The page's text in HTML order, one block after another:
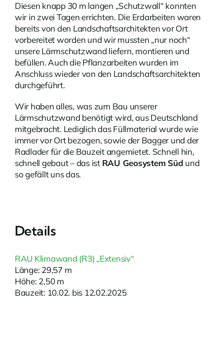
Diesen knapp 30 m langen „Schutzwall“ konnten
wir in zwei Tagen errichten. Die Erdarbeiten waren
bereits von den Landschaftsarchitekten vor Ort
vorbereitet worden und wir mussten „nur noch“
unsere Lärmschutzwand liefern, montieren und
befüllen. Auch die Pflanzarbeiten wurden im
Anschluss wieder von den Landschaftsarchitekten
durchgeführt.
Wir haben alles, was zum Bau unserer
Lärmschutzwand benötigt wird, aus Deutschland
mitgebracht. Lediglich das Füllmaterial wurde wie
immer vor Ort bezogen, sowie der Bagger und der
Radlader für die Bauzeit angemietet. Schnell hin,
schnell gebaut – das ist RAU Geosystem Süd und
so gefällt uns das.
Details
RAU Klimawand (R3) „Extensiv“
Länge: 29,57 m
Höhe: 2,50 m
Bauzeit: 10.02. bis 12.02.2025